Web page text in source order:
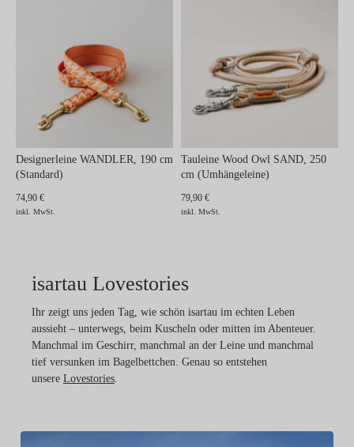
Designerleine WANDLER, 190 cm
(Standard)
74,90 €
inkl. MwSt.
Tauleine Wood Owl SAND, 250
cm (Umhängeleine)
79,90 €
inkl. MwSt.
isartau Lovestories
Ihr zeigt uns jeden Tag, wie schön isartau im echten Leben
aussieht – unterwegs, beim Kuscheln oder mitten im Abenteuer.
Manchmal im Geschirr, manchmal an der Leine und manchmal
tief versunken im Bagelbettchen. Genau so entstehen
unsere Lovestories.